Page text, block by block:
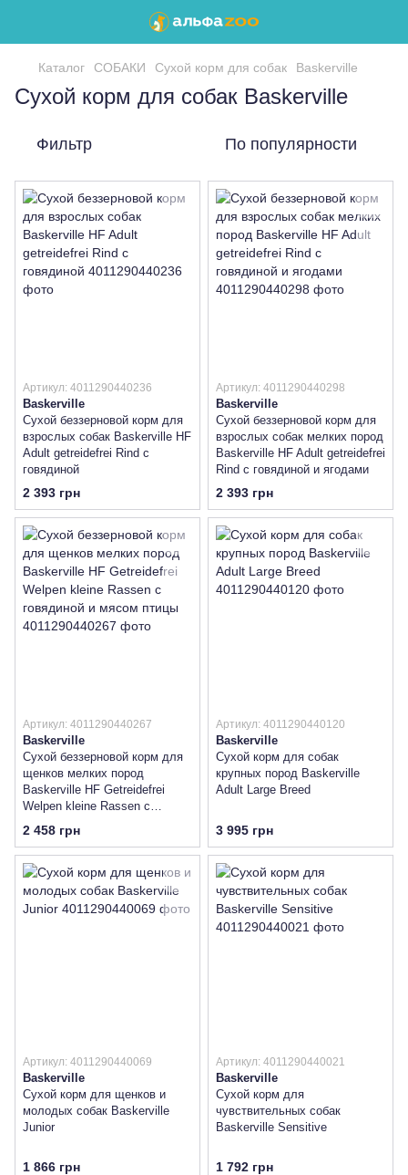
Каталог СОБАКИ Сухой корм для собак Baskerville
Сухой корм для собак Baskerville
Фильтр По популярности
Артикул: 4011290440236
Baskerville
Сухой беззерновой корм для
взрослых собак Baskerville HF
Adult getreidefrei Rind с
говядиной
2 393 грн
Артикул: 4011290440298
Baskerville
Сухой беззерновой корм для
взрослых собак мелких пород
Baskerville HF Adult getreidefrei
Rind с говядиной и ягодами
2 393 грн
Артикул: 4011290440267
Baskerville
Сухой беззерновой корм для
щенков мелких пород
Baskerville HF Getreidefrei
Welpen kleine Rassen с
говядиной и мясом птицы
2 458 грн
Артикул: 4011290440120
Baskerville
Сухой корм для собак
крупных пород Baskerville
Adult Large Breed
3 995 грн
Артикул: 4011290440069
Baskerville
Сухой корм для щенков и
молодых собак Baskerville
Junior
1 866 грн
Артикул: 4011290440021
Baskerville
Сухой корм для
чувствительных собак
Baskerville Sensitive
1 792 грн